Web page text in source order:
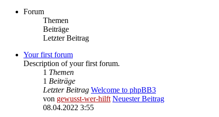
Forum
Themen
Beiträge
Letzter Beitrag
Your first forum
Description of your first forum.
1 Themen
1 Beiträge
Letzter Beitrag Welcome to phpBB3
von gewusst-wer-hilft Neuester Beitrag
08.04.2022 3:55